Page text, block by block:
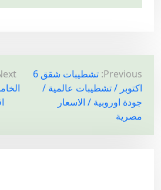
ت
ص
فّ
Previous:
تشطيبات شقق 6
اكتوبر / تشطيبات عالمية /
جودة اوروبية / الاسعار
مصرية